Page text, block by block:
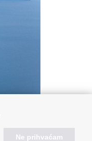
Ne prihvaćam